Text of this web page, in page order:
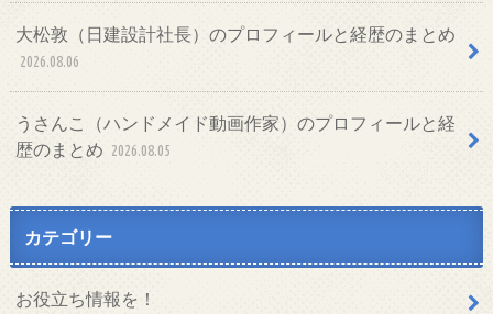
大松敦（日建設計社長）のプロフィールと経歴のまとめ
2026.08.06
うさんこ（ハンドメイド動画作家）のプロフィールと経
歴のまとめ 2026.08.05
カテゴリー
お役立ち情報を！